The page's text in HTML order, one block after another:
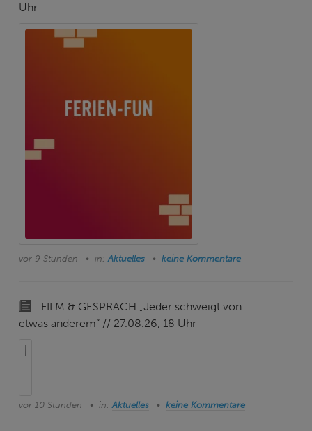
Uhr
vor 9 Stunden in:Aktuelles keine Kommentare
FILM & GESPRÄCH „Jeder schweigt von
etwas anderem“ // 27.08.26, 18 Uhr
vor 10 Stunden in:Aktuelles keine Kommentare